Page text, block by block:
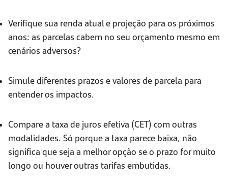
Verifique sua renda atual e projeção para os próximos
anos: as parcelas cabem no seu orçamento mesmo em
cenários adversos?
Simule diferentes prazos e valores de parcela para
entender os impactos.
Compare a taxa de juros efetiva (CET) com outras
modalidades. Só porque a taxa parece baixa, não
significa que seja a melhor opção se o prazo for muito
longo ou houver outras tarifas embutidas.